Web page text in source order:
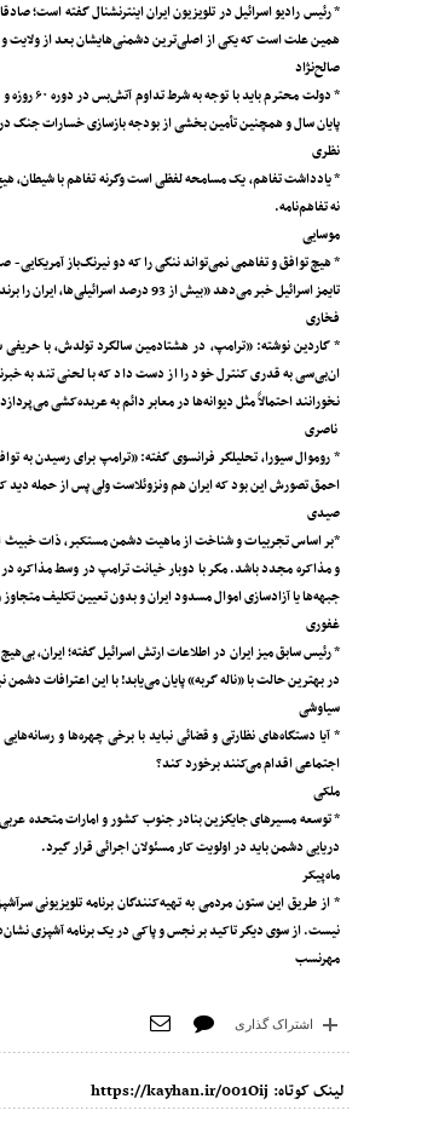
* رئیس رادیو اسرائیل در تلویزیون ایران اینترنشنال گفته است؛
همین علت است که یکی از اصلی‌ترین دشمنی‌هایشان بعد از ولایت و
صالح‌نژاد
* دولت
پایان سال و همچنین تأمین بخشی از بودجه بازسازی خسارات جنگ
نظری
* یادداشت تفاهم، یک مسامحه لفظی است وگرنه تفاهم با شیطان،
نه تفاهم‌نامه.
موسایی
* هیچ توافق و تفاهمی نمی‌تواند ننگی را که دو نیرنگ‌باز
تایمز اسرائیل خبر می‌دهد «بیش از 93 درصد اسرائیلی‌‌ها، ایران را برنده جنگ می‌دانند!»
فخاری
ان‌بی‌سی به قدری کنترل خود را از دست داد که با لحنی تند به
نخورانند احتمالاً مثل دیوانه‌ها در معابر دائم به عربده‌کشی
ناصری
* روموال سیورا، تحلیلگر فرانسوی گفته: «ترامپ برای رسیدن
احمق تصورش این بود که ایران هم ونزوئلاست ولی پس از حمله دید
صیدی
*بر اساس تجربیات و شناخت از ماهیت دشمن مستکبر، ذات خبیث او،
و مذاکره مجدد باشد. مگر با دوبار خیانت ترامپ در وسط
جبهه‌ها یا آزادسازی اموال مسدود ایران و بدون تعیین تکلیف
غفوری
* رئیس سابق میز ایران در اطلاعات ارتش اسرائیل گفته؛ ایران،
در بهترین حالت با «ناله گربه» پایان می‌یابد! با این اعترافات
سیاوشی
* آیا دستگاه‌های نظارتی و قضائی نباید با برخی چهره‌ها و
اجتماعی اقدام می‌کنند برخورد کند؟
ملکی
* توسعه مسیرهای جایگزین بنادر جنوب کشور و امارات متحده
دریایی دشمن باید در اولویت کار مسئولان اجرائی قرار گیرد.
ماه‌پیکر
* از طریق این ستون مردمی به تهیه‌کنندگان برنامه تلویزیونی
نیست. از سوی دیگر تاکید بر نجس و پاکی در یک برنامه‌ آشپزی
مهرنسب
اشتراک گذاری
لینک کوتاه: https://kayhan.ir/001Oij